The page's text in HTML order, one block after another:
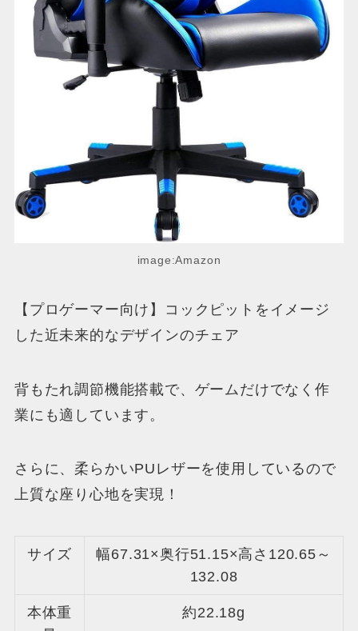
image:Amazon
【プロゲーマー向け】コックピットをイメージ
した近未来的なデザインのチェア
背もたれ調節機能搭載で、ゲームだけでなく作
業にも適しています。
さらに、柔らかいPUレザーを使用しているので
上質な座り心地を実現！
サイズ
幅67.31×奥行51.15×高さ120.65～
132.08
本体重
約22.18g